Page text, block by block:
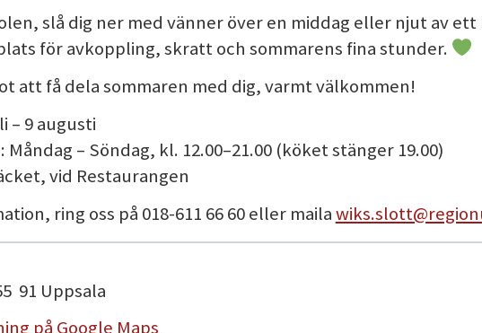
slå dig ner med vänner över en middag eller njut av
för avkoppling, skratt och sommarens fina stunder.
att få dela sommaren med dig, varmt välkommen!
– 9 augusti
– Söndag, kl. 12.00–21.00 (köket stänger 19.00)
vid Restaurangen
ring oss på 018-611 66 60 eller maila
91 Uppsala
på Google Maps